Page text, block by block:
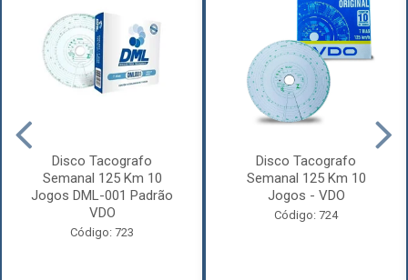
Disco Tacografo
Semanal 125 Km 10
Jogos DML-001 Padrão
VDO
Código: 723
Disco Tacografo
Semanal 125 Km 10
Jogos - VDO
Código: 724